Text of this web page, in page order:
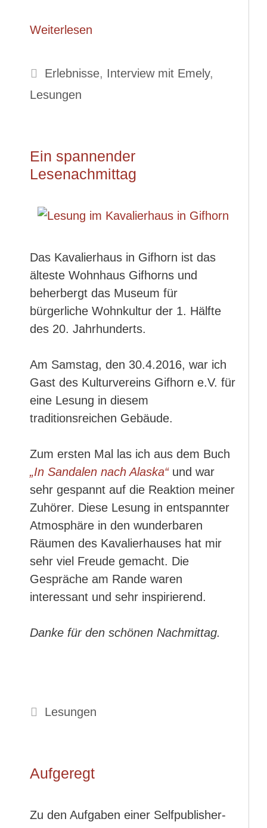
Weiterlesen
Kategorien
Erlebnisse, Interview mit Emely,
Lesungen
Ein spannender
Lesenachmittag
Das Kavalierhaus in Gifhorn ist das
älteste Wohnhaus Gifhorns und
beherbergt das Museum für
bürgerliche Wohnkultur der 1. Hälfte
des 20. Jahrhunderts.
Am Samstag, den 30.4.2016, war ich
Gast des Kulturvereins Gifhorn e.V. für
eine Lesung in diesem
traditionsreichen Gebäude.
Zum ersten Mal las ich aus dem Buch
„In Sandalen nach Alaska“und war
sehr gespannt auf die Reaktion meiner
Zuhörer. Diese Lesung in entspannter
Atmosphäre in den wunderbaren
Räumen des Kavalierhauses hat mir
sehr viel Freude gemacht. Die
Gespräche am Rande waren
interessant und sehr inspirierend.
Danke für den schönen Nachmittag.
Kategorien
Lesungen
Aufgeregt
Zu den Aufgaben einer Selfpublisher-